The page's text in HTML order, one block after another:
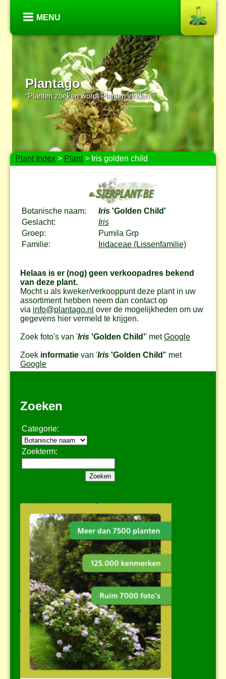
MENU
Plantago
“Planten zoeken wordt Planten vinden”
Plant Index > Plant> Iris golden child
Botanische naam: Iris 'Golden Child'
Geslacht:
Iris
Groep:
Pumila Grp
Familie:
Iridaceae (Lissenfamilie)
Helaas is er (nog) geen verkoopadres bekend
van deze plant.
Mocht u als kweker/verkooppunt deze plant in uw
assortiment hebben neem dan contact op
via info@plantago.nl over de mogelijkheden om uw
gegevens hier vermeld te krijgen.
Zoek foto's van 'Iris 'Golden Child'' metGoogle
Zoek informatie van 'Iris 'Golden Child'' met
Google
Zoeken
Categorie:
Zoekterm: